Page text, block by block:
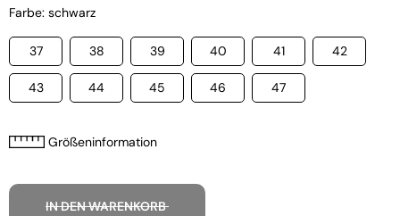
Farbe: schwarz
37 38 39 40 41 42
43 44 45 46 47
Größeninformation
IN DEN WARENKORB